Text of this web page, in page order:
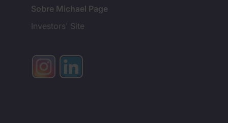
Sobre Michael Page
Investors' Site